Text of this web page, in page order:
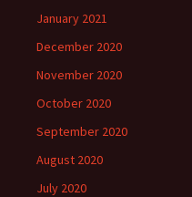
January 2021
December 2020
November 2020
October 2020
September 2020
August 2020
July 2020